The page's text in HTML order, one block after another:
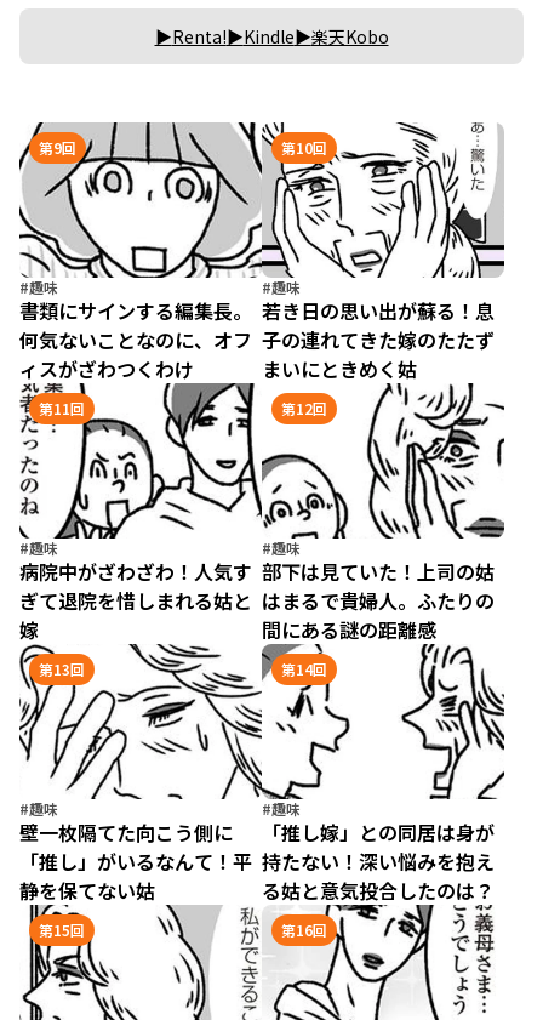
Renta! Kindle 楽天Kobo
第9回
#趣味
書類にサインする編集長。
何気ないことなのに、オフ
ィスがざわつくわけ
第10回
#趣味
若き日の思い出が蘇る！息
子の連れてきた嫁のたたず
まいにときめく姑
第11回
#趣味
病院中がざわざわ！人気す
ぎて退院を惜しまれる姑と
嫁
第12回
#趣味
部下は見ていた！上司の姑
はまるで貴婦人。ふたりの
間にある謎の距離感
第13回
#趣味
壁一枚隔てた向こう側に
「推し」がいるなんて！平
静を保てない姑
第14回
#趣味
「推し嫁」との同居は身が
持たない！深い悩みを抱え
る姑と意気投合したのは？
第15回 第16回